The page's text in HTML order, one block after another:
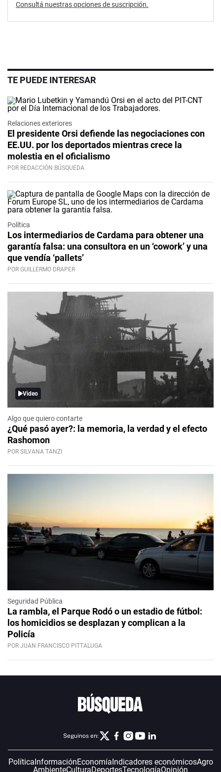
Consultá nuestras opciones de suscripción.
TE PUEDE INTERESAR
Relaciones exteriores
El presidente Orsi defiende las negociaciones con
EE.UU. por los deportados mientras crece la
molestia en el oficialismo
POR REDACCIÓN BÚSQUEDA
Política
Los intermediarios de Cardama para obtener una
garantía falsa: una consultora en un ‘cowork’ y una
que vendía ‘pallets’
POR GUILLERMO DRAPER
Video
Algo que quiero contarte
¿Qué pasó ayer?: la memoria, la verdad y el efecto
Rashomon
POR SILVANA TANZI
Seguridad Pública
La rambla, el Parque Rodó o un estadio de fútbol:
los homicidios se desplazan y complican a la
Policía
POR JUAN FRANCISCO PITTALUGA
Seguinos en:
PolíticaInformaciónEconomíaIndicadores económicosAgro
AmbienteCulturaDeportesTecnologíaOpinión